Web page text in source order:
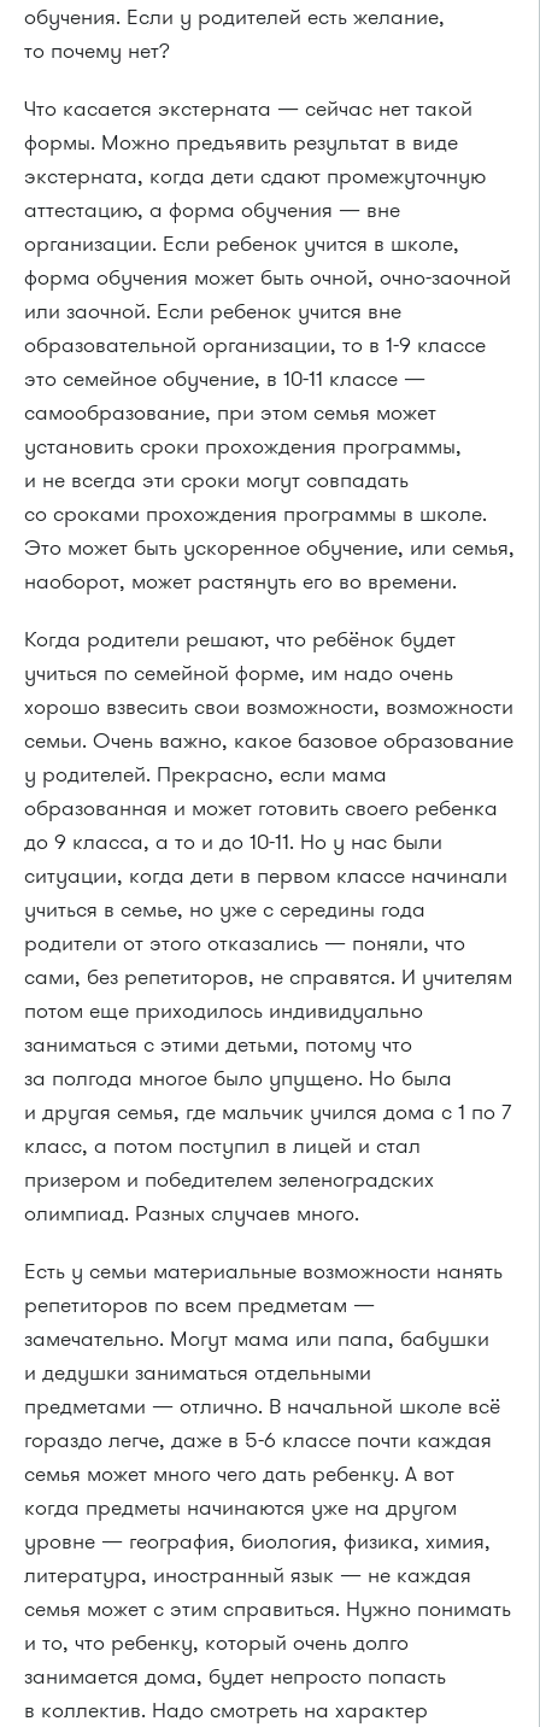
обучения. Если у родителей есть желание,
то почему нет?
Что касается экстерната — сейчас нет такой
формы. Можно предъявить результат в виде
экстерната, когда дети сдают промежуточную
аттестацию, а форма обучения — вне
организации. Если ребенок учится в школе,
форма обучения может быть очной, очно-заочной
или заочной. Если ребенок учится вне
образовательной организации, то в 1-9 классе
это семейное обучение, в 10-11 классе —
самообразование, при этом семья может
установить сроки прохождения программы,
и не всегда эти сроки могут совпадать
со сроками прохождения программы в школе.
Это может быть ускоренное обучение, или семья,
наоборот, может растянуть его во времени.
Когда родители решают, что ребёнок будет
учиться по семейной форме, им надо очень
хорошо взвесить свои возможности, возможности
семьи. Очень важно, какое базовое образование
у родителей. Прекрасно, если мама
образованная и может готовить своего ребенка
до 9 класса, а то и до 10-11. Но у нас были
ситуации, когда дети в первом классе начинали
учиться в семье, но уже с середины года
родители от этого отказались — поняли, что
сами, без репетиторов, не справятся. И учителям
потом еще приходилось индивидуально
заниматься с этими детьми, потому что
за полгода многое было упущено. Но была
и другая семья, где мальчик учился дома с 1 по 7
класс, а потом поступил в лицей и стал
призером и победителем зеленоградских
олимпиад. Разных случаев много.
Есть у семьи материальные возможности нанять
репетиторов по всем предметам —
замечательно. Могут мама или папа, бабушки
и дедушки заниматься отдельными
предметами — отлично. В начальной школе всё
гораздо легче, даже в 5-6 классе почти каждая
семья может много чего дать ребенку. А вот
когда предметы начинаются уже на другом
уровне — география, биология, физика, химия,
литература, иностранный язык — не каждая
семья может с этим справиться. Нужно понимать
и то, что ребенку, который очень долго
занимается дома, будет непросто попасть
в коллектив. Надо смотреть на характер